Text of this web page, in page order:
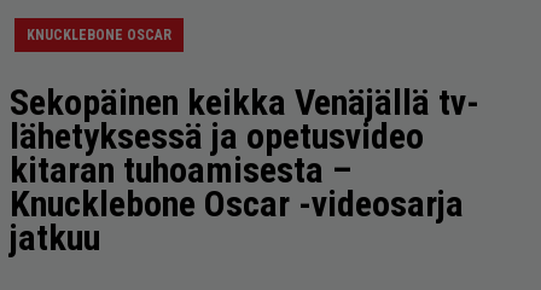
KNUCKLEBONE OSCAR
Sekopäinen keikka Venäjällä tv-
lähetyksessä ja opetusvideo
kitaran tuhoamisesta –
Knucklebone Oscar -videosarja
jatkuu